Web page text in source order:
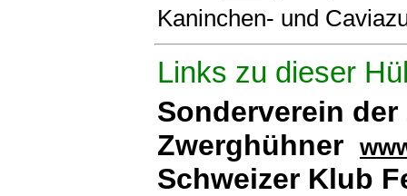
Kaninchen- und
Links zu dieser
Sonderverein
Zwerghühner
Schweizer Klub